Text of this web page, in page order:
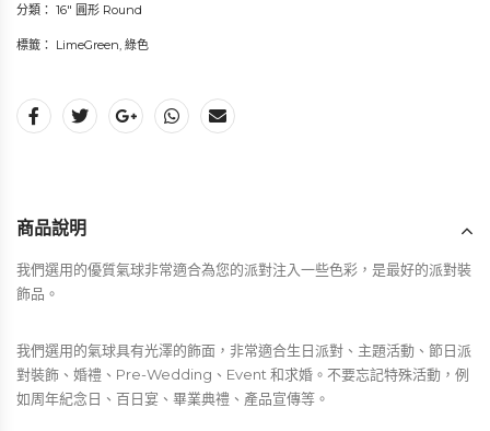
分類： 16" 圓形 Round
標籤： LimeGreen, 綠色
商品說明
我們選用的優質氣球非常適合為您的派對注入一些色彩，是最好的派對裝
飾品。
我們選用的氣球具有光澤的飾面，非常適合生日派對、主題活動、節日派
對裝飾、婚禮、Pre-Wedding、Event 和求婚。不要忘記特殊活動，例
如周年紀念日、百日宴、畢業典禮、產品宣傳等。